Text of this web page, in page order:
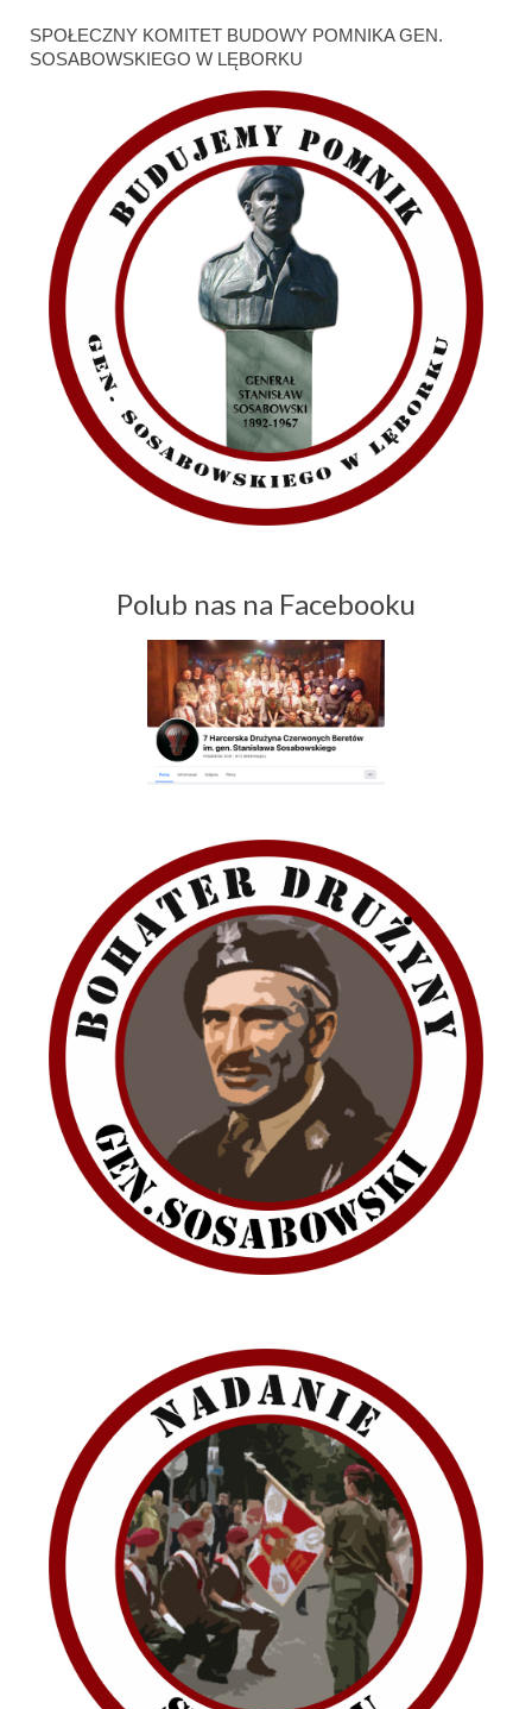
SPOŁECZNY KOMITET BUDOWY POMNIKA GEN.
SOSABOWSKIEGO W LĘBORKU
Polub nas na Facebooku